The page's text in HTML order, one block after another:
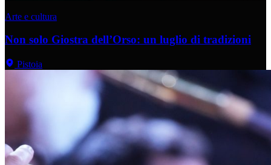
Arte e cultura
Non solo Giostra dell’Orso: un luglio di tradizioni
Pistoia